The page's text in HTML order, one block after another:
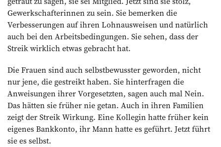
Gewerkschafterinnen zu sein. Sie bemerken die
Verbesserungen auf ihren Lohnausweisen und natürlich
auch bei den Arbeitsbedingungen. Sie sehen, dass der
Streik wirklich etwas gebracht hat.
Die Frauen sind auch selbstbewusster geworden, nicht
nur jene, die gestreikt haben. Sie hinterfragen die
Anweisungen ihrer Vorgesetzten, sagen auch mal Nein.
Das hätten sie früher nie getan. Auch in ihren Familien
zeigt der Streik Wirkung. Eine Kollegin hatte früher kein
eigenes Bankkonto, ihr Mann hatte es geführt. Jetzt führt
sie es selbst.